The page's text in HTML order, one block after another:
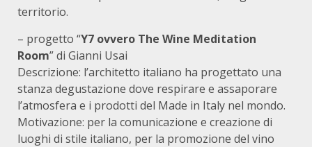
territorio.
– progetto “Y7 ovvero The Wine Meditation
Room” di Gianni Usai
Descrizione: l’architetto italiano ha progettato una
stanza degustazione dove respirare e assaporare
l’atmosfera e i prodotti del Made in Italy nel mondo.
Motivazione: per la comunicazione e creazione di
luoghi di stile italiano, per la promozione del vino